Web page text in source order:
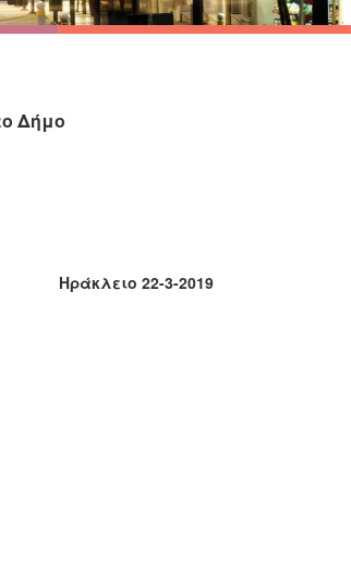
Δήμο
Ηράκλειο 22-3-2019